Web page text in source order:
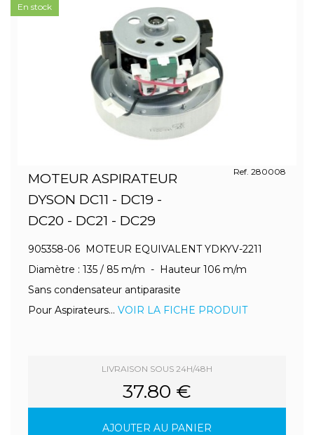
MOTEUR ASPIRATEUR
DYSON DC11 - DC19 -
DC20 - DC21 - DC29
Ref. 280008
905358-06 MOTEUR EQUIVALENT YDKYV-2211
Diamètre : 135 / 85 m/m - Hauteur 106 m/m
Sans condensateur antiparasite
Pour Aspirateurs... VOIR LA FICHE PRODUIT
LIVRAISON SOUS 24H/48H
37.80 €
AJOUTER AU PANIER
En stock